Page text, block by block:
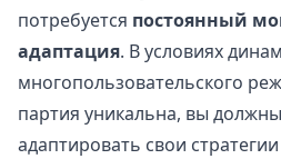
потребуется постоянный
адаптация. В условиях
многопользовательского
партия уникальна, вы
адаптировать свои